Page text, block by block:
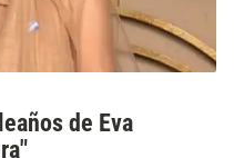
de Eva